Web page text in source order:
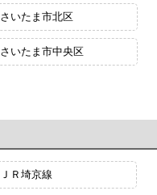
さいたま市北区
さいたま市中央区
ＪＲ埼京線